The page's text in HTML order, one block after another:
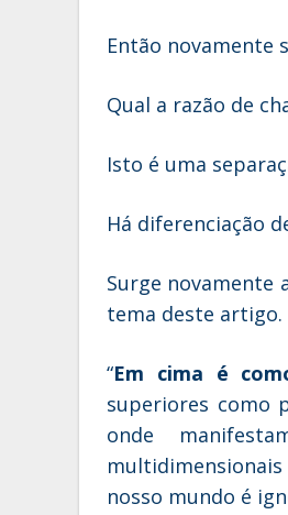
Então novamente
Qual a razão de
Isto é uma
Há diferenciação
Surge novamente
tema deste artigo.
“Em cima é
superiores como
onde
nosso mundo é